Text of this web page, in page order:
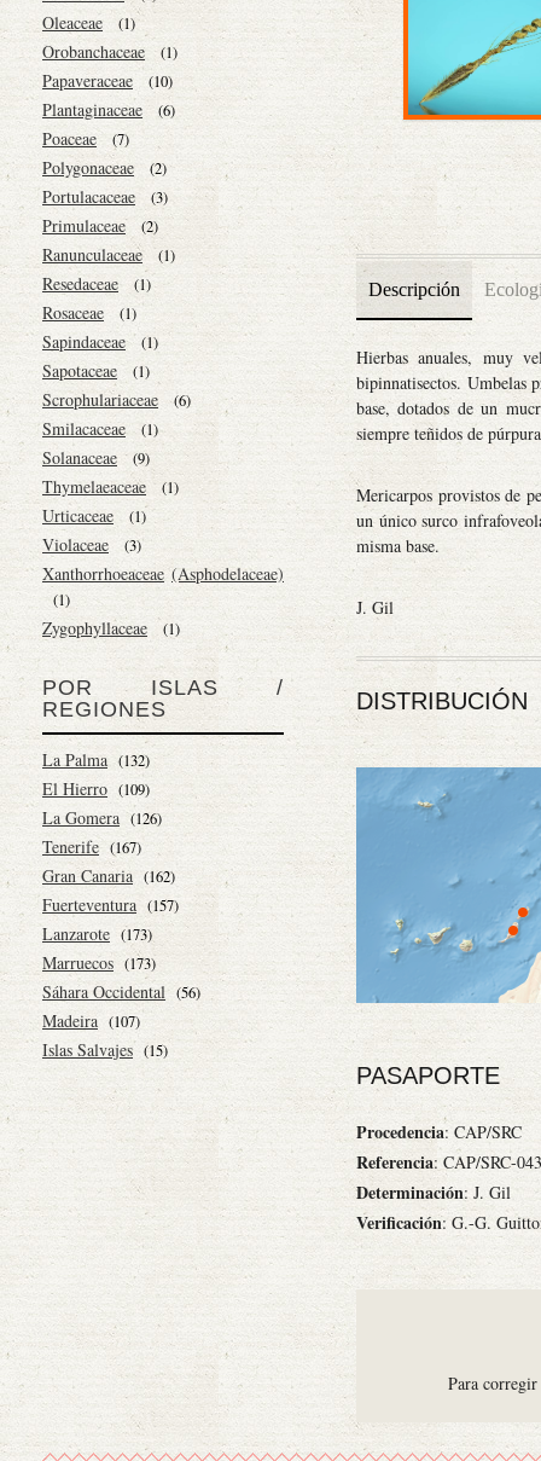
Oleaceae (1)
Orobanchaceae (1)
Papaveraceae (10)
Plantaginaceae (6)
Poaceae (7)
Polygonaceae (2)
Portulacaceae (3)
Primulaceae (2)
Ranunculaceae (1)
Resedaceae (1)
Rosaceae (1)
Sapindaceae (1)
Sapotaceae (1)
Scrophulariaceae (6)
Smilacaceae (1)
Solanaceae (9)
Thymelaeaceae (1)
Urticaceae (1)
Violaceae (3)
Xanthorrhoeaceae (Asphodelaceae)
(1)
Zygophyllaceae (1)
POR ISLAS /
REGIONES
La Palma (132)
El Hierro (109)
La Gomera (126)
Tenerife (167)
Gran Canaria (162)
Fuerteventura (157)
Lanzarote (173)
Marruecos (173)
Sáhara Occidental (56)
Madeira (107)
Islas Salvajes (15)
Descripción
Hierbas anuales, muy
bipinnatisectos. Umbelas
base, dotados de un
siempre teñidos de
Mericarpos provistos de
un único surco
misma base.
J. Gil
DISTRIBUCIÓN
PASAPORTE
Procedencia: CAP/SRC
Referencia: CAP/SRC-043
Determinación: J. Gil
Verificación: G.-G.
Para